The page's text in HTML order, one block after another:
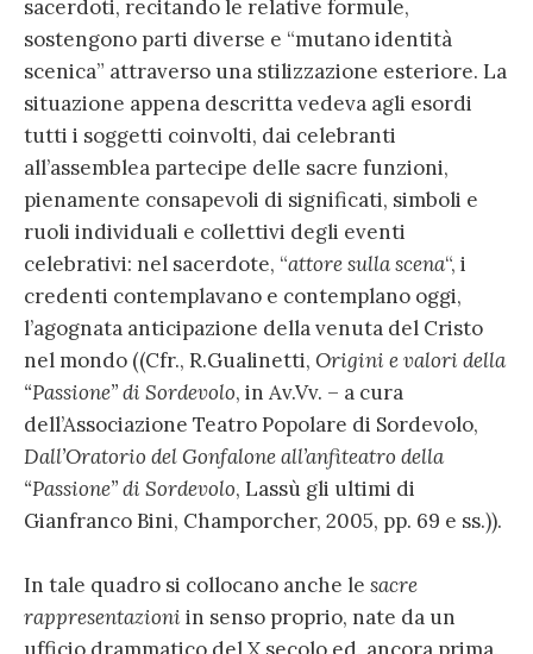
sacerdoti, recitando le relative formule,
sostengono parti diverse e “mutano identità
scenica” attraverso una stilizzazione esteriore. La
situazione appena descritta vedeva agli esordi
tutti i soggetti coinvolti, dai celebranti
all’assemblea partecipe delle sacre funzioni,
pienamente consapevoli di significati, simboli e
ruoli individuali e collettivi degli eventi
celebrativi: nel sacerdote, “attore sulla scena“, i
credenti contemplavano e contemplano oggi,
l’agognata anticipazione della venuta del Cristo
nel mondo ((Cfr., R.Gualinetti, Origini e valori della
“Passione” di Sordevolo, in Av.Vv. – a cura
dell’Associazione Teatro Popolare di Sordevolo,
Dall’Oratorio del Gonfalone all’anfiteatro della
“Passione” di Sordevolo, Lassù gli ultimi di
Gianfranco Bini, Champorcher, 2005, pp. 69 e ss.)).
In tale quadro si collocano anche le sacre
rappresentazioni in senso proprio, nate da un